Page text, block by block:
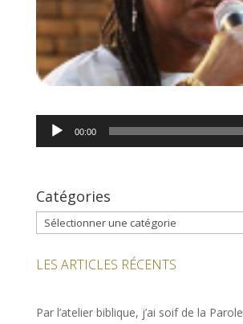
Lecteur
00:00
Catégories
Catégories
LES ARTICLES RÉCENTS
Par l’atelier biblique, j’ai soif de la Parole